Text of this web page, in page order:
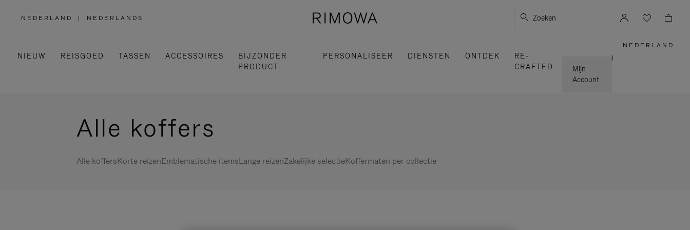
NEDERLAND
,
| NEDERLANDS Zoeken
NIEUW REISGOED TASSEN ACCESSOIRES
BIJZONDER
PRODUCT
PERSONALISEER DIENSTEN ONTDEK
RE-
CRAFTED
Mijn
Account
NEDERLAND
|
Alle koffers
Alle koffersKorte reizenEmblematische itemsLange reizenZakelijke selectieKoffermaten per collectie